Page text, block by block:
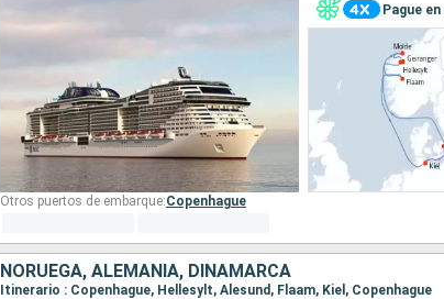
Pague en
Otros puertos de embarque:Copenhague
NORUEGA, ALEMANIA, DINAMARCA
Itinerario : Copenhague, Hellesylt, Alesund, Flaam, Kiel, Copenhague